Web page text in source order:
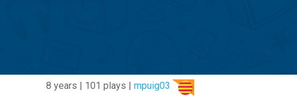
8 years | 101 plays | mpuig03